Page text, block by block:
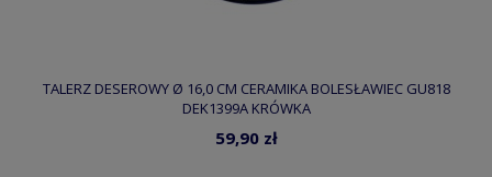
TALERZ DESEROWY Ø 16,0 CM CERAMIKA BOLESŁAWIEC GU818
DEK1399A KRÓWKA
59,90 zł